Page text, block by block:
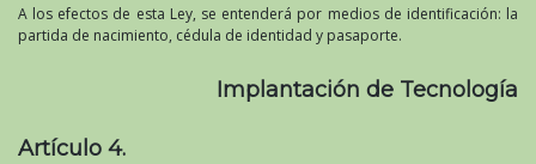
A los efectos de esta Ley, se entenderá por medios de identificación: la
partida de nacimiento, cédula de identidad y pasaporte.
Implantación de Tecnología
Artículo 4.